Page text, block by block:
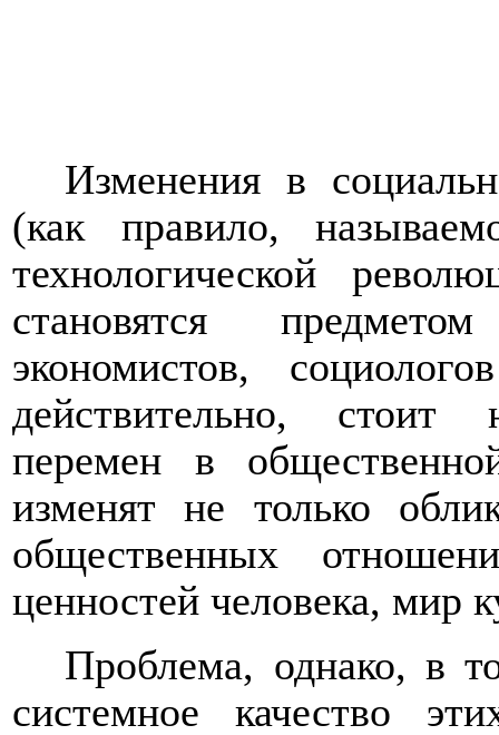
Изменения в
(как правило,
технологической
становятся
экономистов,
действительно, стоит
перемен в
изменят не только
общественных
ценностей человека, мир
Проблема, однако, в
системное качество